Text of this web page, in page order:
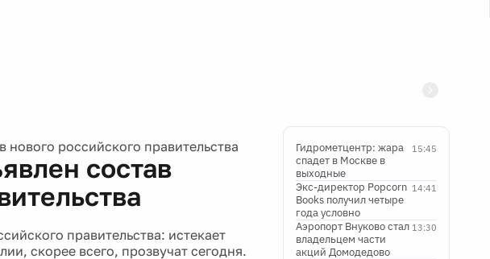
российского правительства
состав
правительства: истекает
скорее всего, прозвучат сегодня.
15:45
Гидрометцентр: жара
спадет в Москве в
выходные
14:41
Экс-директор Popcorn
Books получил четыре
года условно
13:30
Аэропорт Внуково стал
владельцем части
акций Домодедово